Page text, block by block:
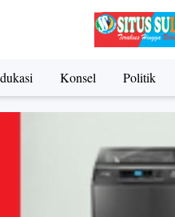
Konsel Politik